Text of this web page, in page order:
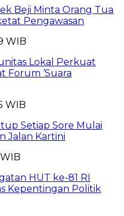
Beji Minta Orang Tua
Pengawasan
WIB
Lokal Perkuat
Forum ‘Suara
WIB
Setiap Sore Mulai
Jalan Kartini
HUT ke-81 RI
Kepentingan Politik